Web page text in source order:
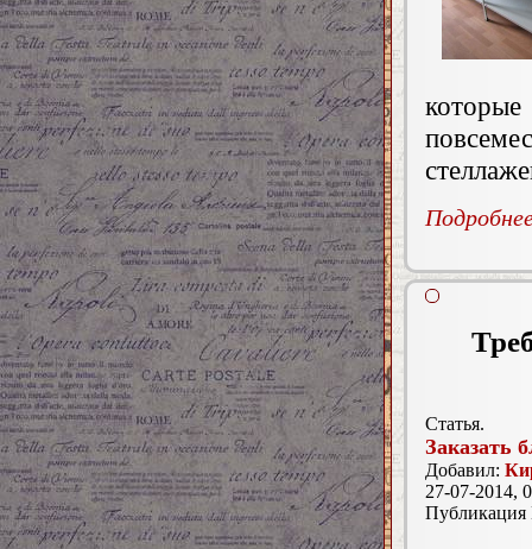
Статья.
Заказать
Добавил:
27-07-2014,